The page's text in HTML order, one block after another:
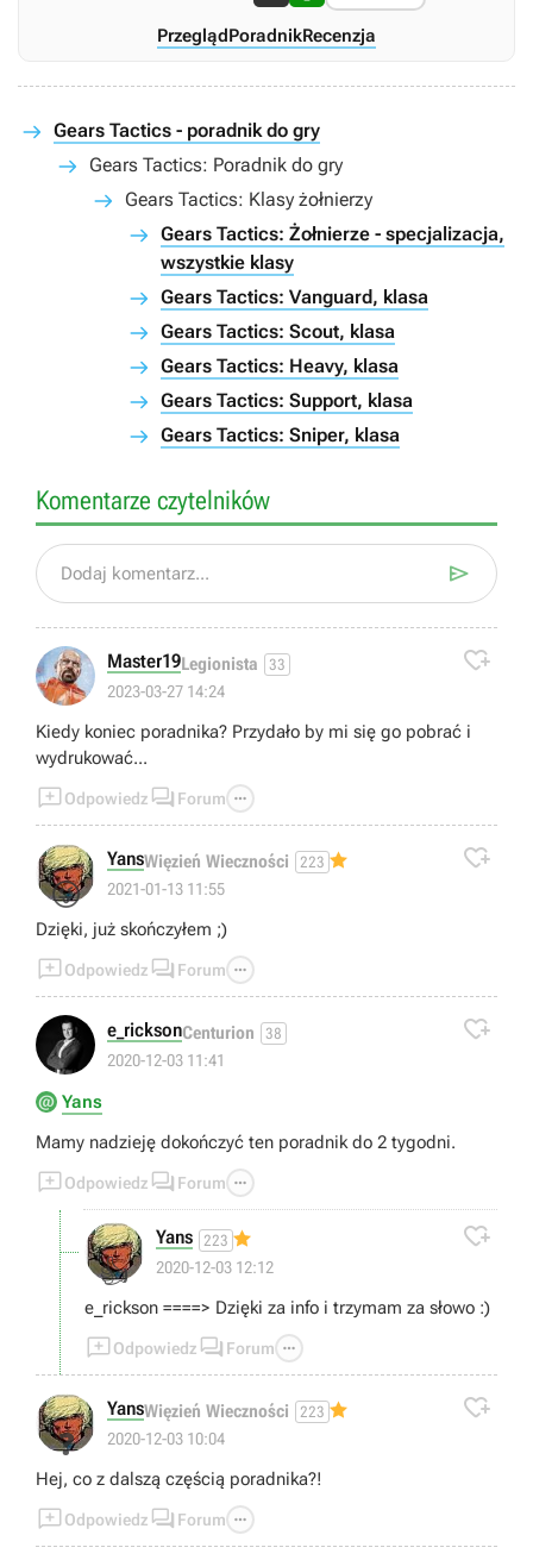
PrzeglądPoradnikRecenzja
Gears Tactics - poradnik do gry
Gears Tactics: Poradnik do gry
Gears Tactics: Klasy żołnierzy
Gears Tactics: Żołnierze - specjalizacja,
wszystkie klasy
Gears Tactics: Vanguard, klasa
Gears Tactics: Scout, klasa
Gears Tactics: Heavy, klasa
Gears Tactics: Support, klasa
Gears Tactics: Sniper, klasa
Komentarze czytelników
Dodaj komentarz... 
Master19Legionista 33
2023-03-27 14:24

Kiedy koniec poradnika? Przydało by mi się go pobrać i
wydrukować...
Odpowiedz  Forum 
😜
YansWięzień Wieczności 223
2021-01-13 11:55

Dzięki, już skończyłem ;)
Odpowiedz  Forum 
e_ricksonCenturion 38
2020-12-03 11:41

Yans
Mamy nadzieję dokończyć ten poradnik do 2 tygodni.
Odpowiedz  Forum 
👍
Yans 223
2020-12-03 12:12

e_rickson ====> Dzięki za info i trzymam za słowo :)
Odpowiedz  Forum 
❓
YansWięzień Wieczności 223
2020-12-03 10:04

Hej, co z dalszą częścią poradnika?!
Odpowiedz  Forum 